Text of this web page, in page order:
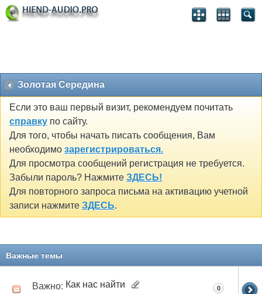
Золотая Середина
Если это ваш первый визит, рекомендуем почитать
справку по сайту.
Для того, чтобы начать писать сообщения, Вам
необходимо зарегистрироваться.
Для просмотра сообщений регистрация не требуется.
Забыли пароль? Нажмите ЗДЕСЬ!
Для повторного запроса письма на активацию учетной
записи нажмите ЗДЕСЬ.
Важные темы
Важно: Как нас найти 0